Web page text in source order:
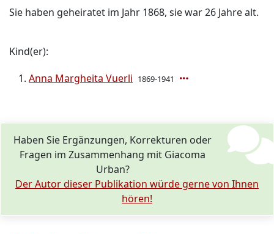
Sie haben geheiratet im Jahr 1868, sie war 26 Jahre alt.
Kind(er):
Anna Margheita Vuerli 1869-1941
Haben Sie Ergänzungen, Korrekturen oder
Fragen im Zusammenhang mit Giacoma
Urban?
Der Autor dieser Publikation würde gerne von Ihnen
hören!